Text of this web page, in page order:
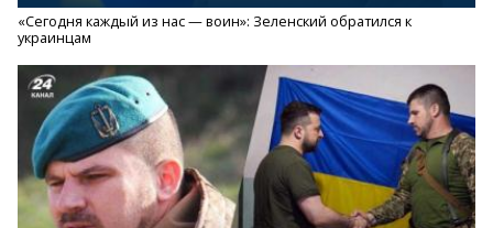
«Сегодня каждый из нас — воин»: Зеленский обратился к
украинцам